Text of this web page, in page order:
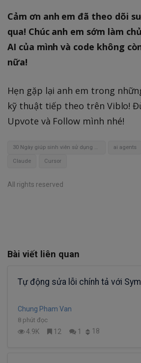
Cảm ơn anh em đã theo dõi
qua! Chúc anh em sớm làm
AI của mình và code không
nữa!
Hẹn gặp lại anh em trong
kỹ thuật tiếp theo trên Viblo!
Upvote và Follow mình nhé!
30 Ngày giúp sinh viên sử dụng AI hiệu quả ai agents
Claude Cursor
All rights reserved
Bài viết liên quan
Tự động sửa lỗi chính tả với
Chung Pham Van
8 phút đọc
4.9K 12 1 18